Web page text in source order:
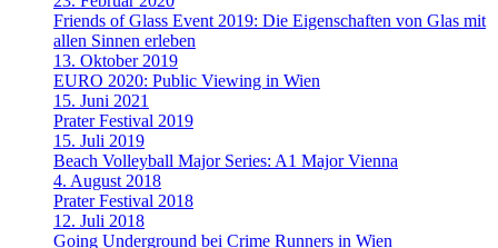
Friends of Glass Event 2019: Die Eigenschaften von Glas mit
allen Sinnen erleben
13. Oktober 2019
EURO 2020: Public Viewing in Wien
15. Juni 2021
Prater Festival 2019
15. Juli 2019
Beach Volleyball Major Series: A1 Major Vienna
4. August 2018
Prater Festival 2018
12. Juli 2018
Going Underground bei Crime Runners in Wien